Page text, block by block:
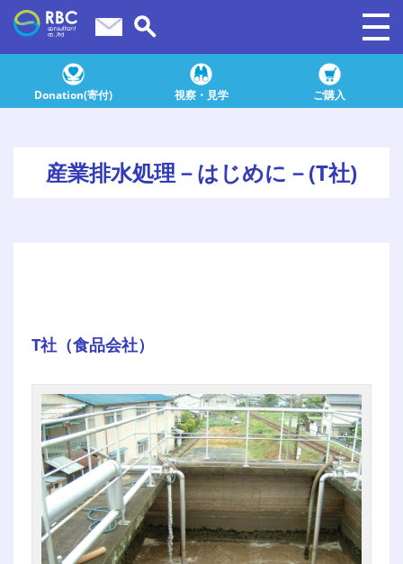
Donation(寄付) 視察・見学 ご購入
産業排水処理－はじめに－(T社)
T社（食品会社）